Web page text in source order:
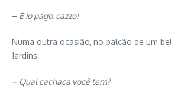
– E io pago, cazzo!
Numa outra ocasião, no balcão de um
Jardins:
– Qual cachaça você tem?